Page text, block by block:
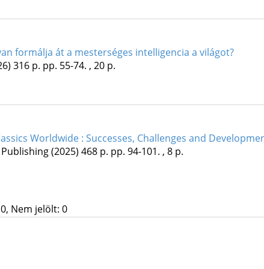
formálja át a mesterséges intelligencia a világot?
316 p. pp. 55-74. , 20 p.
Worldwide : Successes, Challenges and
(2025) 468 p. pp. 94-101. , 8 p.
Nem jelölt: 0